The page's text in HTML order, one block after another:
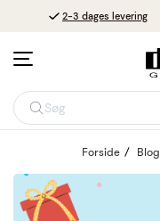
2-3 dages levering
Søg
Forside Blog